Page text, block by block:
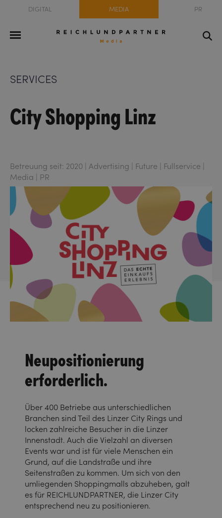
DIGITAL MEDIA PR
SERVICES
City Shopping Linz
Betreuung seit: 2020 | Advertising | Future | Fullservice |
Media | PR
Neupositionierung
erforderlich.
Über 400 Betriebe aus unterschiedlichen
Branchen sind Teil des Linzer City Rings und
locken zahlreiche Besucher in die Linzer
Innenstadt. Auch die Vielzahl an diversen
Events war und ist für viele Menschen ein
Grund, auf die Landstraße und ihre
Seitenstraßen zu kommen. Um sich von den
umliegenden Shoppingmalls abzuheben, galt
es für REICHLUNDPARTNER, die Linzer City
entsprechend neu zu positionieren.